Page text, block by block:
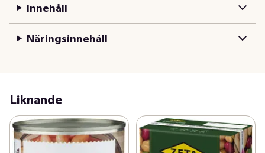
sorters korvar.
Innehåll
Näringsinnehåll
Liknande